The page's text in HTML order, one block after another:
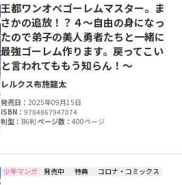
王都ワンオペゴーレムマスター。ま
さかの追放！？４～自由の身になっ
たので弟子の美人勇者たちと一緒に
最強ゴーレム作ります。戻ってこい
と言われてももう知らん！～
レルクス布施龍太
発売日：2025年09月15日
ISBN：9784867947074
判型： B6判ページ数：400ページ
少年マンガ 発売中 特典 コロナ・コミックス